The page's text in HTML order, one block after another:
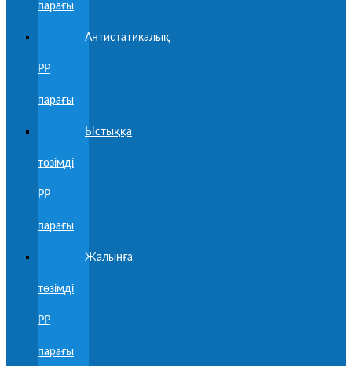
парағы
Антистатикалық
PP
парағы
Ыстыққа
төзімді
PP
парағы
Жалынға
төзімді
PP
парағы